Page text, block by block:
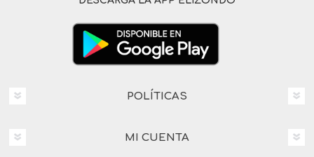
POLÍTICAS
MI CUENTA